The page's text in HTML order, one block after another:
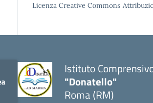
Licenza Creative Commons
Istituto
"Donatello"
Roma (RM)